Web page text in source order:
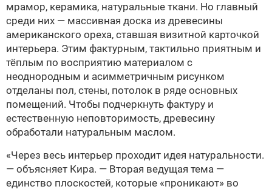
мрамор, керамика, натуральные ткани. Но главный
среди них — массивная доска из древесины
американского ореха, ставшая визитной карточкой
интерьера. Этим фактурным, тактильно приятным и
тёплым по восприятию материалом с
неоднородным и асимметричным рисунком
отделаны пол, стены, потолок в ряде основных
помещений. Чтобы подчеркнуть фактуру и
естественную неповторимость, древесину
обработали натуральным маслом.
«Через весь интерьер проходит идея натуральности.
— объясняет Кира. — Вторая ведущая тема —
единство плоскостей, которые «проникают» во